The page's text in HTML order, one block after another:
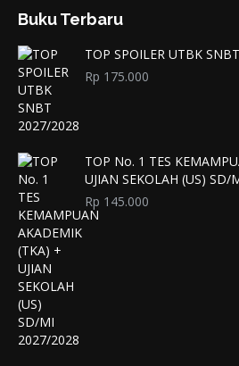
Buku Terbaru
TOP SPOILER UTBK
Rp 175.000
TOP No. 1 TES
UJIAN SEKOLAH (US)
Rp 145.000